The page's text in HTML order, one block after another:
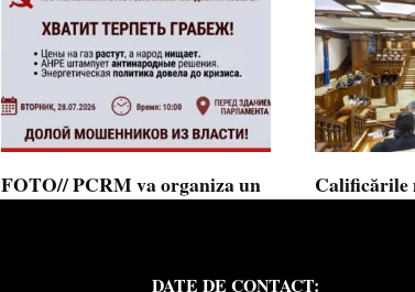
FOTO// PCRM va organiza un
Calificările
DATE DE CONTACT: